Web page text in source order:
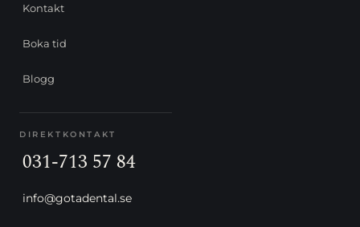
Kontakt
Boka tid
Blogg
DIREKTKONTAKT
031-713 57 84
info@gotadental.se